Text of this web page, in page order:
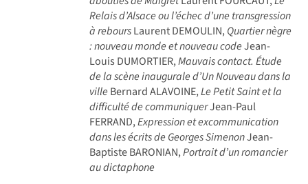
Relais d’Alsace ou l’échec d’une transgression
à reboursLaurent DEMOULIN,Quartier nègre
: nouveau monde et nouveau codeJean-
Louis DUMORTIER,Mauvais contact. Étude
de la scène inaugurale d’Un Nouveau dans la
ville Bernard ALAVOINE,Le Petit Saint et la
difficulté de communiquerJean-Paul
FERRAND,Expression et excommunication
dans les écrits de Georges SimenonJean-
Baptiste BARONIAN,Portrait d’un romancier
au dictaphone